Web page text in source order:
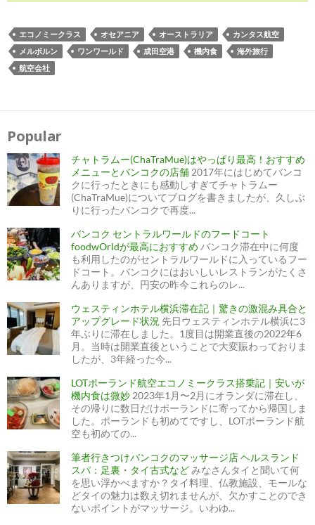
エコノミークラス オセアニア オーストラリア
カンタス航空
メルボルン
ワンワールド 成田空港 機内食
海外旅行
航空会社
投
ビ
ゲ
ー
シ
ョ
ン
Popular
チャトラムー(ChaTraMue)はやっぱり最高！おすすめ
メニューとバンコクの店舗 2017年にはじめてバンコ
クに行ったときにも感動しすぎてチャトラムー
(ChaTraMue)についてブログを書きましたが、久しぶ
りに行ったバンコクで再度...
バンコク セントラルワールドのフードコート
foodwOrldが最高におすすめ バンコク滞在中に何度
も利用したのがセントラルワールドに入っているフー
ドコート。バンコクにはおいしいレストランがたくさ
んありますが、円安の昨今これらのレ...
ウェスティンホテル横浜滞在記｜驚きの激混み具合と
アップグレード状況 先日ウェスティンホテル横浜に3
年ぶりに滞在しました。1度目は開業直後の2022年6
月。当時は開業直後ということで大変賑わっておりま
したが、3年経った今...
LOTポーランド航空エコノミークラス搭乗記｜安いが
機内食は微妙 2023年1月〜2月にオランダに滞在し、
その帰りに数日だけポーランドに寄ってから帰国しま
した。ポーランドも初めてですし、LOTポーランド航
空も初めての...
筆者行きつけバンコクのマッサージ店 ヘルスランド
スパ：足裏・タイ古式などみなさんタイと聞いて何
を思い浮かべますか？タイ料理、仏教施設、モールな
どタイの魅力は数え切れませんが、欠かすことのでき
ないポイントがマッサージ。いわゆ...